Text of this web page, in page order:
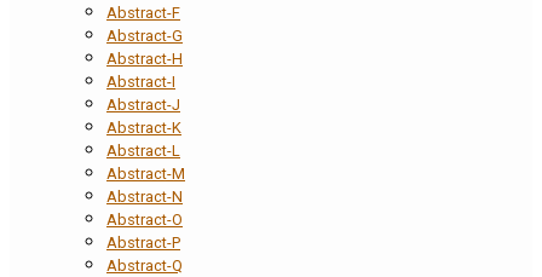
Abstract-F
Abstract-G
Abstract-H
Abstract-I
Abstract-J
Abstract-K
Abstract-L
Abstract-M
Abstract-N
Abstract-O
Abstract-P
Abstract-Q